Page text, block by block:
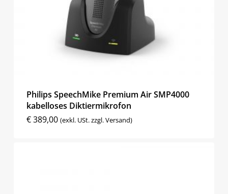
Philips SpeechMike Premium Air SMP4000
kabelloses Diktiermikrofon
€389,00 (exkl. USt. zzgl. Versand)